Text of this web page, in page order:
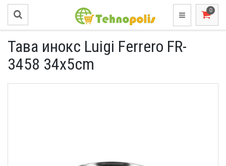
Тава инокс Luigi Ferrero FR-
3458 34x5cm